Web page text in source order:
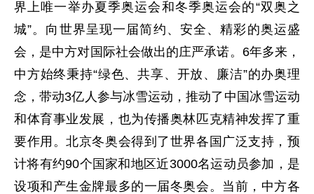
界上唯一举办夏季奥运会和冬季奥运会的“双奥之
城”。向世界呈现一届简约、安全、精彩的奥运盛
会，是中方对国际社会做出的庄严承诺。6年多来，
中方始终秉持“绿色、共享、开放、廉洁”的办奥理
念，带动3亿人参与冰雪运动，推动了中国冰雪运动
和体育事业发展，也为传播奥林匹克精神发挥了重
要作用。北京冬奥会得到了世界各国广泛支持，预
计将有约90个国家和地区近3000名运动员参加，是
设项和产生金牌最多的一届冬奥会。当前，中方各